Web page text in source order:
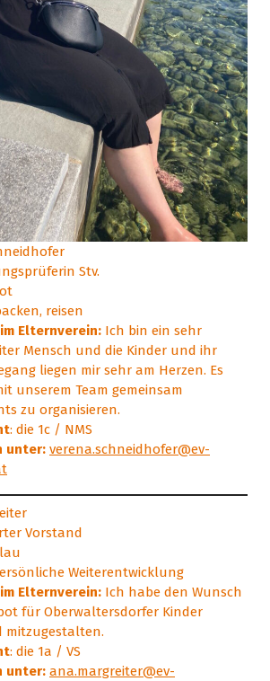
Stv.
reisen
Elternverein: Ich bin ein sehr
Mensch und die Kinder und ihr
liegen mir sehr am Herzen. Es
unserem Team gemeinsam
zu organisieren.
: die 1c / NMS
unter: verena.schneidhofer@ev-
Vorstand
Weiterentwicklung
Elternverein: Ich habe den Wunsch
für Oberwaltersdorfer Kinder
mitzugestalten.
: die 1a / VS
unter: ana.margreiter@ev-